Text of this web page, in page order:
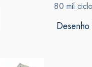
80 mil